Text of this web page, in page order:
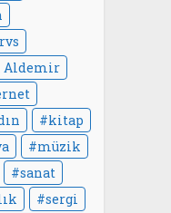
Aldemir
kitap
müzik
sanat
sergi